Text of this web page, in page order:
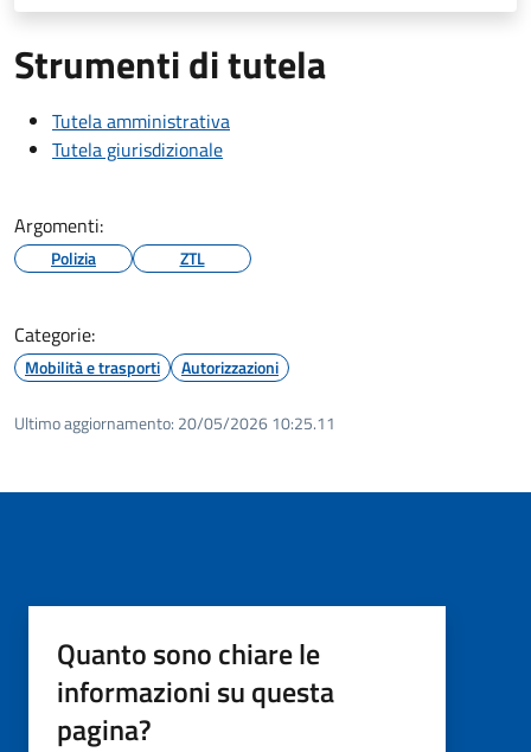
Strumenti di tutela
Tutela amministrativa
Tutela giurisdizionale
Argomenti:
Polizia ZTL
Categorie:
Mobilità e trasporti Autorizzazioni
Ultimo aggiornamento: 20/05/2026 10:25.11
Quanto sono chiare le
informazioni su questa
pagina?